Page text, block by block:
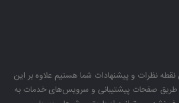
نقطه نظرات و پیشنهادات شما هستیم علاوه بر این
طریق صفحات پیشتیبانی و سرویس‌های خدمات به